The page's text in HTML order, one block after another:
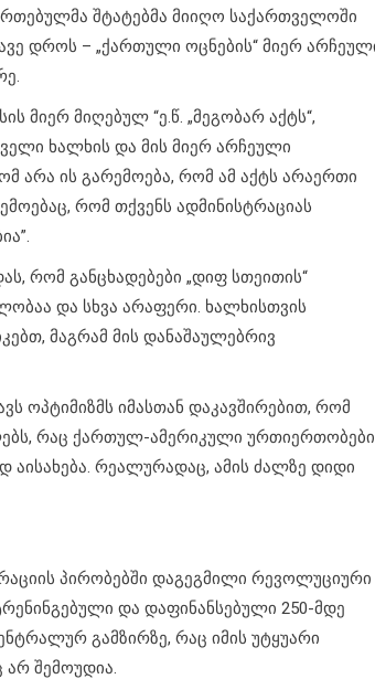
შტატებმა მიიღო საქართველოში
დროს – „ქართული ოცნების“ მიერ
მიერ მიღებულ “ე.წ. „მეგობარ აქტს“,
ხალხის და მის მიერ არჩეული
არა ის გარემოება, რომ ამ აქტს არაერთი
რომ თქვენს ადმინისტრაციას
რომ განცხადებები „დიფ სთეითის“
და სხვა არაფერი. ხალხისთვის
მაგრამ მის დანაშაულებრივ
ოპტიმიზმს იმასთან დაკავშირებით, რომ
რაც ქართულ-ამერიკული
რეალურადაც, ამის ძალზე დიდი
პირობებში დაგეგმილი რევოლუციური
და დაფინანსებული 250-მდე
გამზირზე, რაც იმის უტყუარი
არ შემოუდია.